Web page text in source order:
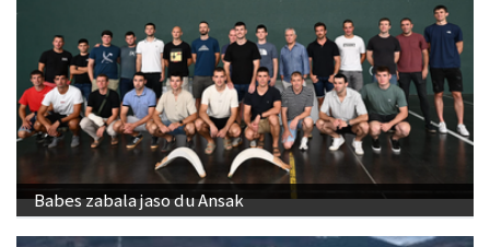
Babes zabala jaso du Ansak